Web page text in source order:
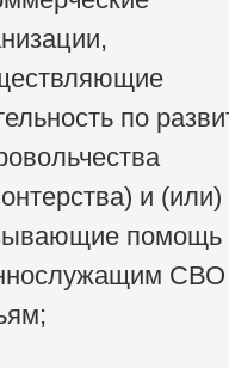
по
и (или)
помощь
СВО